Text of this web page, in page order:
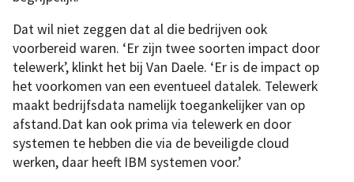
Dat wil niet zeggen dat al die bedrijven ook
voorbereid waren. ‘Er zijn twee soorten impact door
telewerk’, klinkt het bij Van Daele. ‘Er is de impact op
het voorkomen van een eventueel datalek. Telewerk
maakt bedrijfsdata namelijk toegankelijker van op
afstand.Dat kan ook prima via telewerk en door
systemen te hebben die via de beveiligde cloud
werken, daar heeft IBM systemen voor.’